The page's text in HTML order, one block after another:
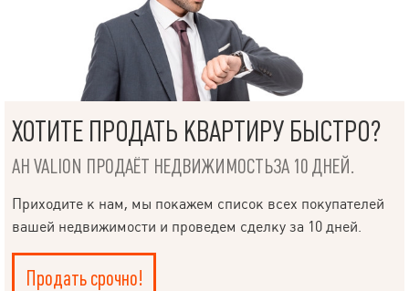
ХОТИТЕ ПРОДАТЬ КВАРТИРУ БЫСТРО?
АН VALION ПРОДАЁТ НЕДВИЖИМОСТЬЗА 10 ДНЕЙ.
Приходите к нам, мы покажем список всех покупателей
вашей недвижимости и проведем сделку за 10 дней.
Продать срочно!